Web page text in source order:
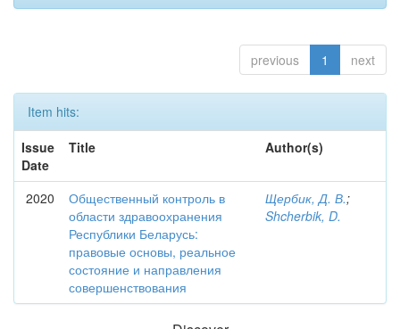
previous 1 next
Item hits:
Issue
Date
Title Author(s)
2020
Общественный контроль в
области здравоохранения
Республики Беларусь:
правовые основы, реальное
состояние и направления
совершенствования
Щербик, Д. В.;
Shcherbik, D.